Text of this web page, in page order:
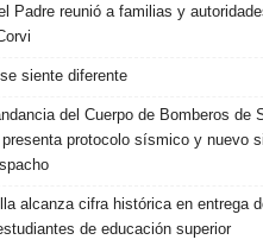
Padre reunió a familias y
siente diferente
del Cuerpo de Bomberos de
protocolo sísmico y nuevo
alcanza cifra histórica en entrega
de educación superior